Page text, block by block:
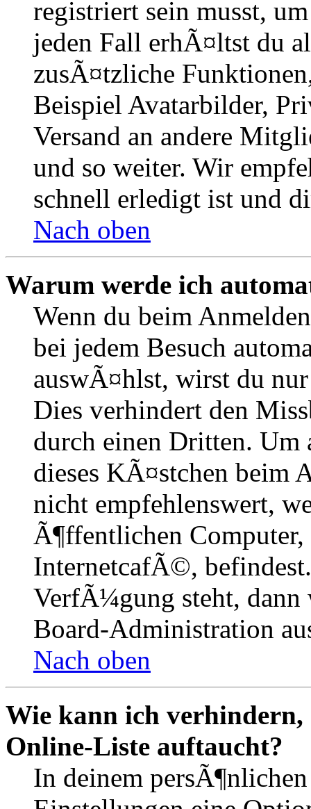
registriert sein musst,
jeden Fall erhÃ¤ltst du
zusÃ¤tzliche
Beispiel Avatarbilder,
Versand an andere
und so weiter. Wir
schnell erledigt ist und
Nach oben
Warum werde ich
Wenn du beim
bei jedem Besuch
auswÃ¤hlst, wirst du
Dies verhindert den
durch einen Dritten. Um
dieses KÃ¤stchen beim
nicht empfehlenswert,
Ã¶ffentlichen
InternetcafÃ©,
VerfÃ¼gung steht, dann
Board-Administration
Nach oben
Wie kann ich verhindern,
Online-Liste auftaucht?
In deinem